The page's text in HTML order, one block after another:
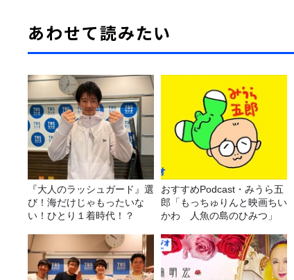
あわせて読みたい
『大人のラッシュガード』選
び！海だけじゃもったいな
い！ひとり１着時代！？
おすすめPodcast・みうら五
郎「もっちゅりんと映画ちい
かわ 人魚の島のひみつ」